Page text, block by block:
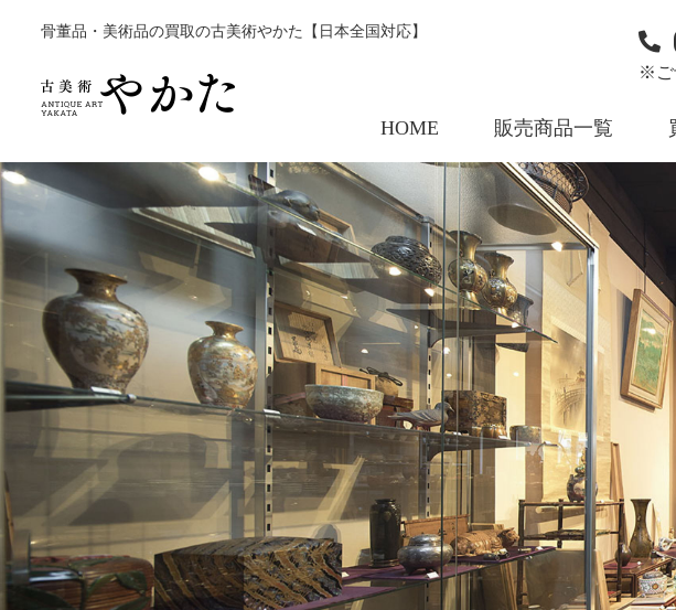
骨董品・美術品の買取の古美術やかた【日本全国対応】
※ご
HOME 販売商品一覧